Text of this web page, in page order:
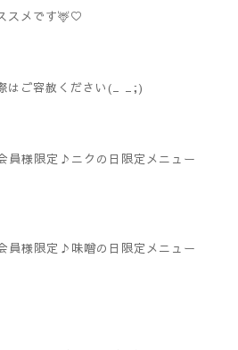
スメです🦌♡
はご容赦ください(_ _;)
様限定♪ニクの日限定メニュー
様限定♪味噌の日限定メニュー